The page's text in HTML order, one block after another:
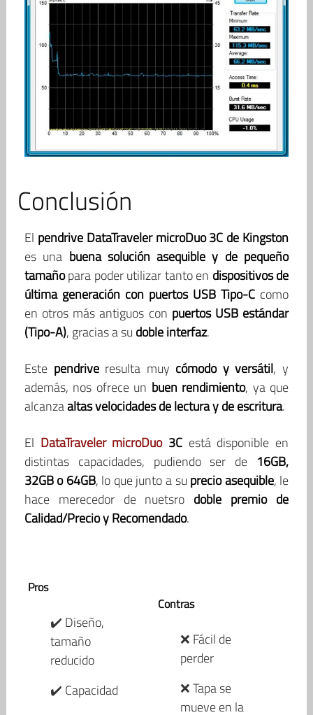
Conclusión
El pendrive DataTraveler microDuo 3C de Kingston
es una buena solución asequible y de pequeño
tamañopara poder utilizar tanto en dispositivos de
última generación con puertos USB Tipo-C como
en otros más antiguos con puertos USB estándar
(Tipo-A), gracias a su doble interfaz.
Este pendriveresulta muy cómodo y versátil, y
además, nos ofrece un buen rendimiento, ya que
alcanzaaltas velocidades de lectura y de escritura.
El DataTraveler microDuo 3C está disponible en
distintas capacidades, pudiendo ser de 16GB,
32GB o 64GB, lo que junto a su precio asequible, le
hace merecedor de nuetsro doble premio de
Calidad/Precio y Recomendado.
Pros
✔️ Diseño,
tamaño
reducido
✔️ Capacidad
Contras
❌ Fácil de
perder
❌ Tapa se
mueve en la